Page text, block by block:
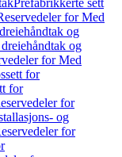
Prefabrikkerte sett
for Med
og
og
for Med
for
for
for
og
for